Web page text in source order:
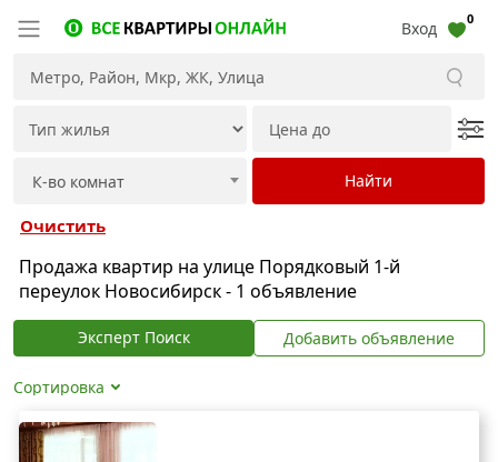
Вход 0
Очистить
Продажа квартир на улице Порядковый 1-й
переулок Новосибирск - 1 объявление
Эксперт Поиск Добавить объявление
Сортировка